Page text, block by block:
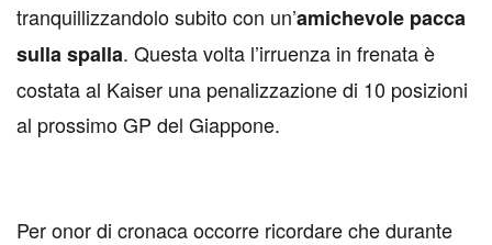
tranquillizzandolo subito con un’amichevole pacca
sulla spalla. Questa volta l’irruenza in frenata è
costata al Kaiser una penalizzazione di 10 posizioni
al prossimo GP del Giappone.
Per onor di cronaca occorre ricordare che durante